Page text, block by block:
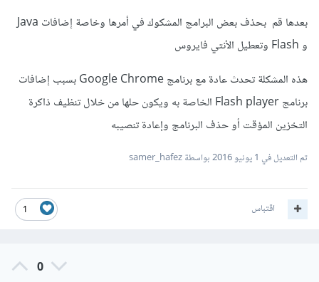
بعدها قم بحذف بعض البرامج المشكوك في أمرها وخاصة إضافات Java
و Flash وتعطيل الأنتي فايروس
هذه المشكلة تحدث عادة مع برنامج Google Chrome بسبب إضافات
برنامج Flash player الخاصة به ويكون حلها من خلال تنظيف ذاكرة
التخزين المؤقت أو حذف البرنامج وإعادة تنصيبه
تم التعديل في 1 يونيو 2016 بواسطة samer_hafez
1 اقتباس
0